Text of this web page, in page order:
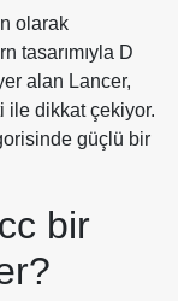
olarak
tasarımıyla D
alan Lancer,
ile dikkat çekiyor.
güçlü bir
bir